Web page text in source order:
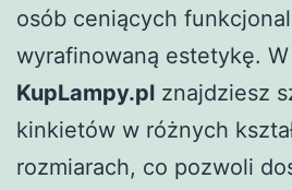
osób ceniących
wyrafinowaną estetykę.
KupLampy.pl znajdziesz
kinkietów w różnych
rozmiarach, co pozwoli